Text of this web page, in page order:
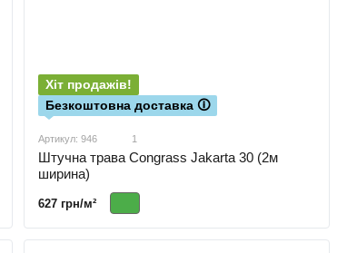
Хіт продажів!
Безкоштовна доставка 🛈
Артикул: 946 1
Штучна трава Congrass Jakarta 30 (2м
ширина)
627 грн/м²